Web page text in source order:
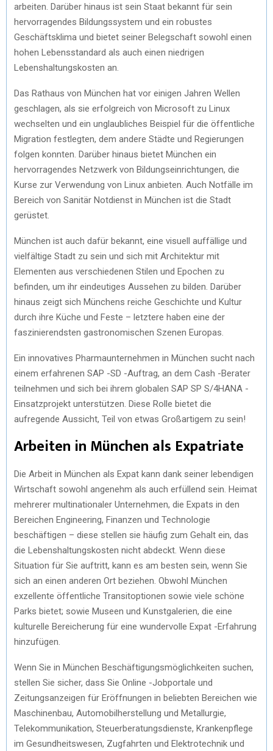
arbeiten. Darüber hinaus ist sein Staat bekannt für sein
hervorragendes Bildungssystem und ein robustes
Geschäftsklima und bietet seiner Belegschaft sowohl einen
hohen Lebensstandard als auch einen niedrigen
Lebenshaltungskosten an.
Das Rathaus von München hat vor einigen Jahren Wellen
geschlagen, als sie erfolgreich von Microsoft zu Linux
wechselten und ein unglaubliches Beispiel für die öffentliche
Migration festlegten, dem andere Städte und Regierungen
folgen konnten. Darüber hinaus bietet München ein
hervorragendes Netzwerk von Bildungseinrichtungen, die
Kurse zur Verwendung von Linux anbieten. Auch Notfälle im
Bereich von Sanitär Notdienst in München ist die Stadt
gerüstet.
München ist auch dafür bekannt, eine visuell auffällige und
vielfältige Stadt zu sein und sich mit Architektur mit
Elementen aus verschiedenen Stilen und Epochen zu
befinden, um ihr eindeutiges Aussehen zu bilden. Darüber
hinaus zeigt sich Münchens reiche Geschichte und Kultur
durch ihre Küche und Feste – letztere haben eine der
faszinierendsten gastronomischen Szenen Europas.
Ein innovatives Pharmaunternehmen in München sucht nach
einem erfahrenen SAP -SD -Auftrag, an dem Cash -Berater
teilnehmen und sich bei ihrem globalen SAP SP S/4HANA -
Einsatzprojekt unterstützen. Diese Rolle bietet die
aufregende Aussicht, Teil von etwas Großartigem zu sein!
Arbeiten in München als Expatriate
Die Arbeit in München als Expat kann dank seiner lebendigen
Wirtschaft sowohl angenehm als auch erfüllend sein. Heimat
mehrerer multinationaler Unternehmen, die Expats in den
Bereichen Engineering, Finanzen und Technologie
beschäftigen – diese stellen sie häufig zum Gehalt ein, das
die Lebenshaltungskosten nicht abdeckt. Wenn diese
Situation für Sie auftritt, kann es am besten sein, wenn Sie
sich an einen anderen Ort beziehen. Obwohl München
exzellente öffentliche Transitoptionen sowie viele schöne
Parks bietet; sowie Museen und Kunstgalerien, die eine
kulturelle Bereicherung für eine wundervolle Expat -Erfahrung
hinzufügen.
Wenn Sie in München Beschäftigungsmöglichkeiten suchen,
stellen Sie sicher, dass Sie Online -Jobportale und
Zeitungsanzeigen für Eröffnungen in beliebten Bereichen wie
Maschinenbau, Automobilherstellung und Metallurgie,
Telekommunikation, Steuerberatungsdienste, Krankenpflege
im Gesundheitswesen, Zugfahrten und Elektrotechnik und